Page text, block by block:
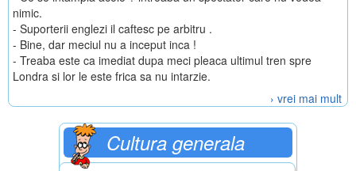
nimic.
- Suporterii englezi il caftesc pe arbitru .
- Bine, dar meciul nu a inceput inca !
- Treaba este ca imediat dupa meci pleaca ultimul tren spre
Londra si lor le este frica sa nu intarzie.
› vrei mai mult
Cultura generala